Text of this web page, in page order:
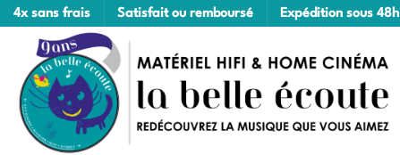
Passer
contenu
4x sans frais Satisfait ou remboursé Expédition sous 48h